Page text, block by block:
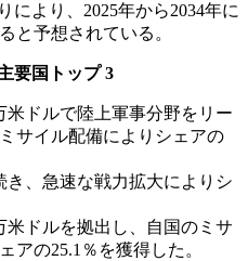
により、2025年から2034年に
と予想されている。
要国トップ 3
米ドルで陸上軍事分野をリー
サイル配備によりシェアの
き、急速な戦力拡大によりシ
米ドルを拠出し、自国のミサ
アの25.1％を獲得した。